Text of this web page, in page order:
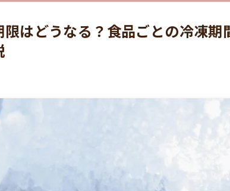
はどうなる？食品ごとの冷凍期